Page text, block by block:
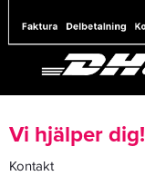
Vi hjälper dig!
Kontakt